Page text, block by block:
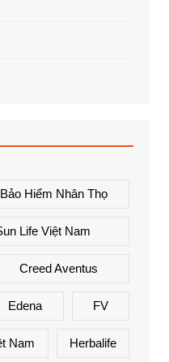
Bảo Hiểm Nhân Thọ
Life Việt Nam
Creed Aventus
Edena FV
Nam Herbalife